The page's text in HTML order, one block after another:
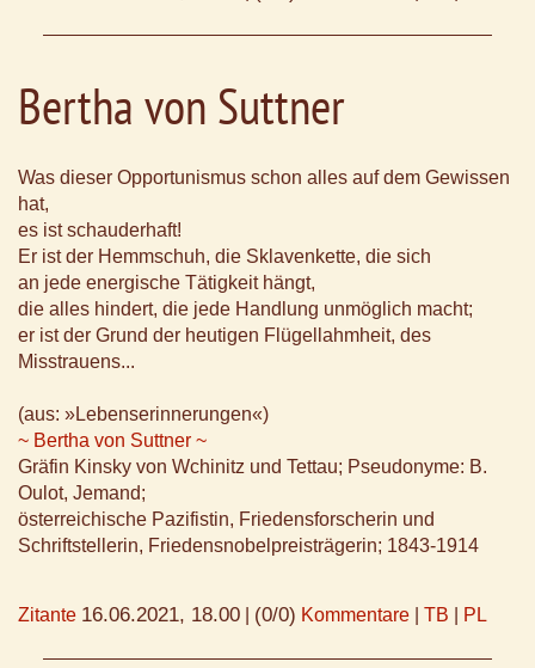
Bertha von Suttner
Was dieser Opportunismus schon alles auf dem Gewissen
hat,
es ist schauderhaft!
Er ist der Hemmschuh, die Sklavenkette, die sich
an jede energische Tätigkeit hängt,
die alles hindert, die jede Handlung unmöglich macht;
er ist der Grund der heutigen Flügellahmheit, des
Misstrauens...
(aus: »Lebenserinnerungen«)
~ Bertha von Suttner ~
Gräfin Kinsky von Wchinitz und Tettau; Pseudonyme: B.
Oulot, Jemand;
österreichische Pazifistin, Friedensforscherin und
Schriftstellerin, Friedensnobelpreisträgerin; 1843-1914
Zitante 16.06.2021, 18.00 (0/0) Kommentare TB PL